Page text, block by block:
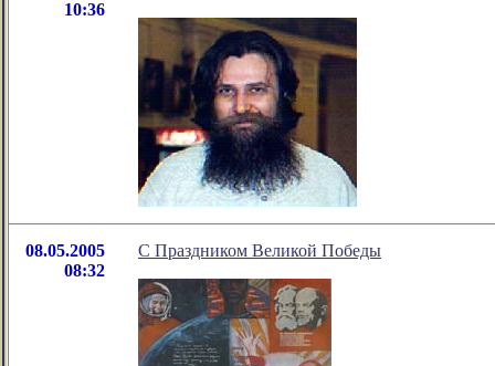
10:36
08.05.2005
08:32
С Праздником Великой Победы